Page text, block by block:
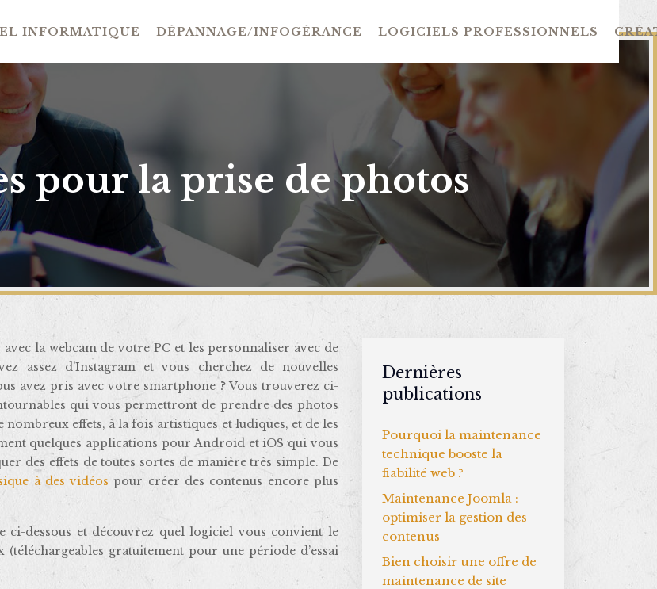
INFORMATIQUE DÉPANNAGE/INFOGÉRANCE LOGICIELS PROFESSIONNELS
pour la prise de photos
assez d’Instagram et vous cherchez de nouvelles
avez pris avec votre smartphone ? Vous trouverez ci-
qui vous permettront de prendre des photos
effets, à la fois artistiques et ludiques, et de les
quelques applications pour Android et iOS qui vous
des effets de toutes sortes de manière très simple. De
à des vidéos pour créer des contenus encore plus
ci-dessous et découvrez quel logiciel vous convient le
gratuitement pour une période d’essai
Dernières
publications
Pourquoi la maintenance
technique booste la
fiabilité web ?
Maintenance Joomla :
optimiser la gestion des
contenus
Bien choisir une offre de
maintenance de site